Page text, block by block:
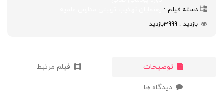
دسته فیلم
بازدید
3999بازدید
توضیحات فیلم مرتبط
دیدگاه ها